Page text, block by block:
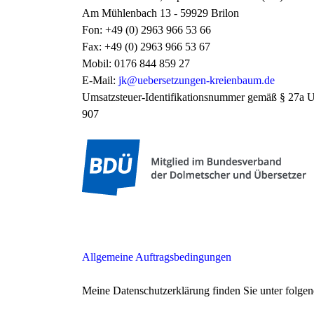
Am Mühlenbach 13 - 59929 Brilon
Fon: +49 (0) 2963 966 53 66
Fax: +49 (0) 2963 966 53 67
Mobil: 0176 844 859 27
E-Mail: jk@uebersetzungen-kreienbaum.de
Umsatzsteuer-Identifikationsnummer gemäß § 27a
907
Allgemeine Auftragsbedingungen
Meine Datenschutzerklärung finden Sie unter